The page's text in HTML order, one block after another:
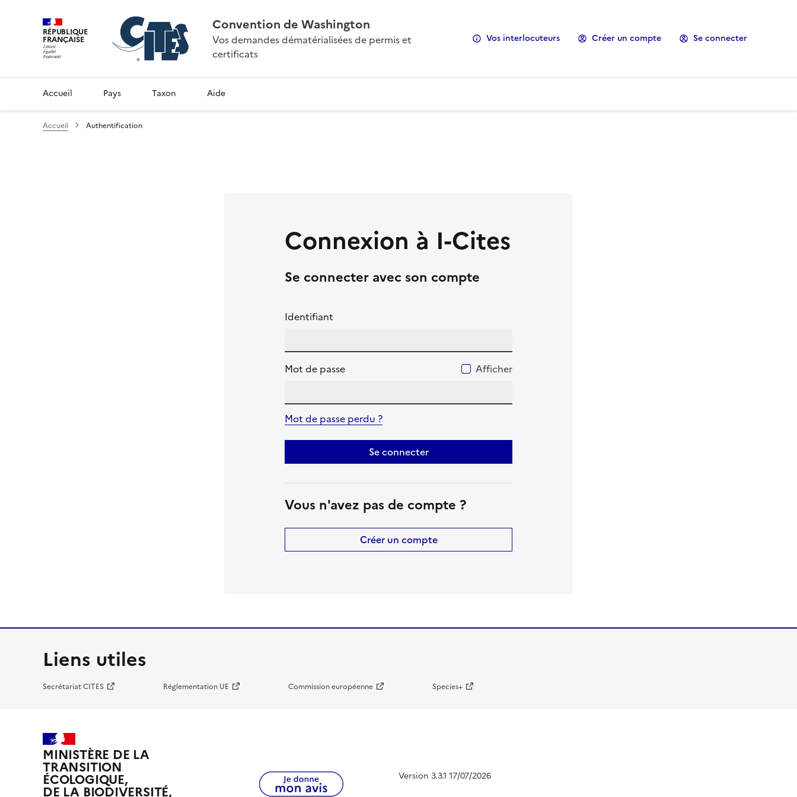
RÉPUBLIQUE
FRANÇAISE
Convention de Washington
Vos demandes dématérialisées de permis et
certificats
Vos interlocuteurs Créer un compte Se connecter
Accueil Pays Taxon Aide
Accueil Authentification
Connexion à I-Cites
Se connecter avec son compte
Identifiant
Mot de passe Afficher
Mot de passe perdu ?
Se connecter
Vous n'avez pas de compte ?
Créer un compte
Liens utiles
Secrétariat CITES Réglementation UE Commission européenne Species+
MINISTÈRE DE LA
TRANSITION
ÉCOLOGIQUE,
DE LA BIODIVERSITÉ,
Version 3.3.1 17/07/2026